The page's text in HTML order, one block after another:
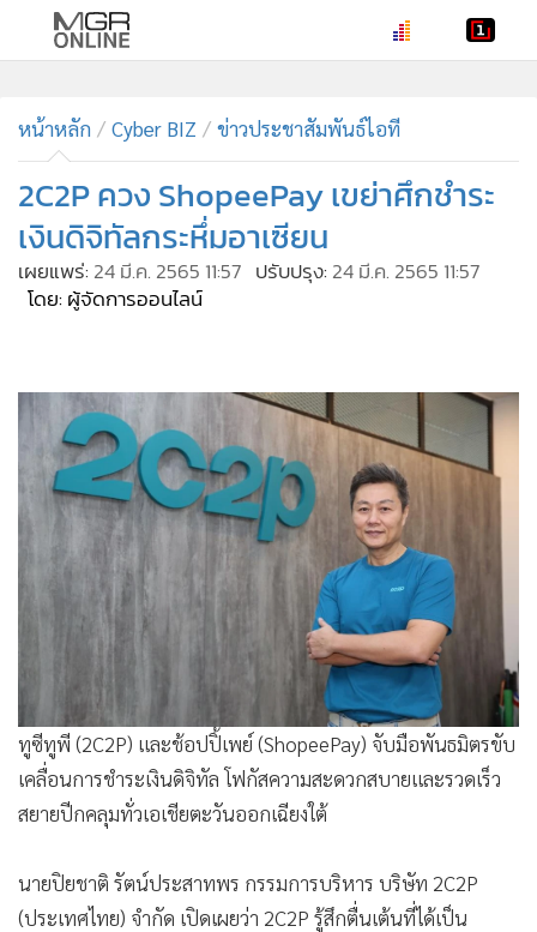
• ทันเหตุการณ์
• ภาคใต้
• ภูมิภาค
• Online Section
• บันเทิง
ผู้จัดการรายวัน
• ละคร
•
CbizReview
•
Cyber BIZ
ผู้จัดกวน
Good health & Well-being
Green Innovation & SD
Management & HR
MGR Live
•
Infographic
• การเมือง
• ท่องเที่ยว
กีฬา
ต่างประเทศ
Special Scoop
• เศรษฐกิจ-ธุรกิจ
หน้าหลัก Cyber BIZ ข่าวประชาสัมพันธ์ไอที
2C2P ควง ShopeePay เขย่าศึกชำระ
เงินดิจิทัลกระหึ่มอาเซียน
เผยแพร่: 24 มี.ค. 2565 11:57 ปรับปรุง: 24 มี.ค. 2565 11:57
โดย: ผู้จัดการออนไลน์
ทูซีทูพี (2C2P) และช้อปปิ้เพย์ (ShopeePay) จับมือพันธมิตรขับ
เคลื่อนการชำระเงินดิจิทัล โฟกัสความสะดวกสบายและรวดเร็ว
สยายปีกคลุมทั่วเอเชียตะวันออกเฉียงใต้
นายปิยชาติ รัตน์ประสาทพร กรรมการบริหาร บริษัท 2C2P
(ประเทศไทย) จำกัด เปิดเผยว่า 2C2P รู้สึกตื่นเต้นที่ได้เป็น